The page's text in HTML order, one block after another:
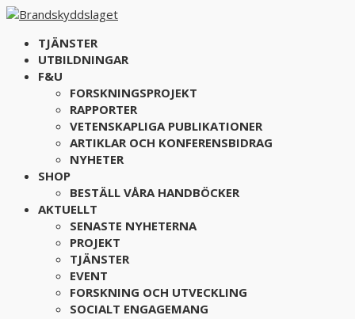
TJÄNSTER
UTBILDNINGAR
F&U
FORSKNINGSPROJEKT
RAPPORTER
VETENSKAPLIGA PUBLIKATIONER
ARTIKLAR OCH KONFERENSBIDRAG
NYHETER
SHOP
BESTÄLL VÅRA HANDBÖCKER
AKTUELLT
SENASTE NYHETERNA
PROJEKT
TJÄNSTER
EVENT
FORSKNING OCH UTVECKLING
SOCIALT ENGAGEMANG